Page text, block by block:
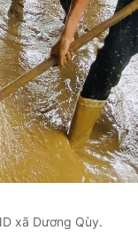
xã Dương Qùy.